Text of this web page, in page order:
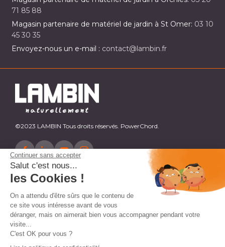
Continuer sans accepter
Salut c'est nous...
les Cookies !
On a attendu d'être sûrs que le contenu de
ce site vous intéresse avant de vous
déranger, mais on aimerait bien vous accompagner pendant votre
visite...
C'est OK pour vous ?
71 85 88
Magasin partenaire de matériel de jardin à St Omer: 03 10
45 30 35
Envoyez-nous un e-mail : contact@lambin.fr
©2023 LAMBIN Tous droits réservés. PowerChord.